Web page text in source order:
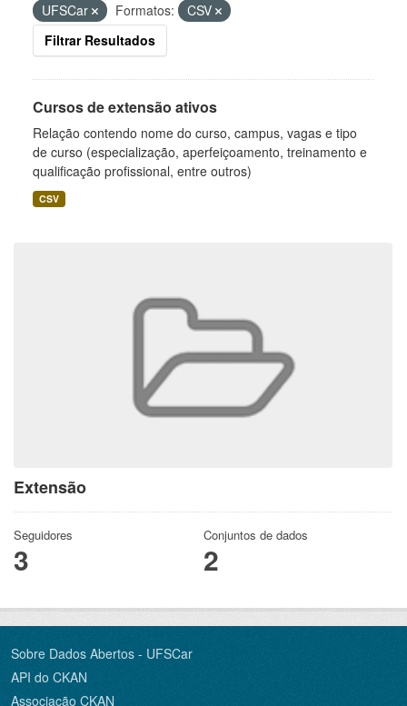
Extensão
Seguidores
3
Conjuntos de dados
2
UFSCar
Formatos:
CSV
Filtrar Resultados
Cursos de extensão ativos
Relação contendo nome do curso, campus, vagas e tipo
de curso (especialização, aperfeiçoamento, treinamento e
qualificação profissional, entre outros)
CSV
Sobre Dados Abertos - UFSCar
API do CKAN
Associação CKAN